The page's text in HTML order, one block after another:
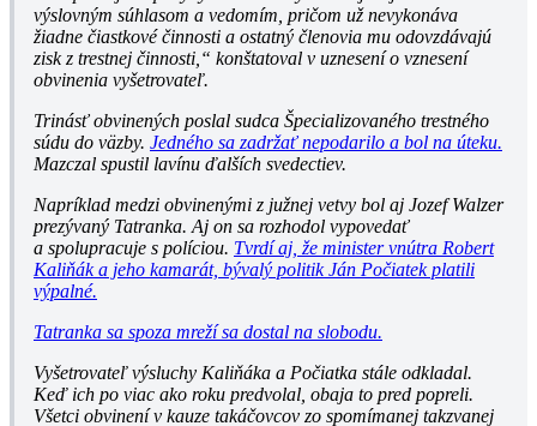
výslovným súhlasom a vedomím, pričom už nevykonáva
žiadne čiastkové činnosti a ostatný členovia mu odovzdávajú
zisk z trestnej činnosti,“ konštatoval v uznesení o vznesení
obvinenia vyšetrovateľ.
Trinásť obvinených poslal sudca Špecializovaného trestného
súdu do väzby. Jedného sa zadržať nepodarilo a bol na úteku.
Mazczal spustil lavínu ďalších svedectiev.
Napríklad medzi obvinenými z južnej vetvy bol aj Jozef Walzer
prezývaný Tatranka. Aj on sa rozhodol vypovedať
a spolupracuje s políciou. Tvrdí aj, že minister vnútra Robert
Kaliňák a jeho kamarát, bývalý politik Ján Počiatek platili
výpalné.
Tatranka sa spoza mreží sa dostal na slobodu.
Vyšetrovateľ výsluchy Kaliňáka a Počiatka stále odkladal.
Keď ich po viac ako roku predvolal, obaja to pred popreli.
Všetci obvinení v kauze takáčovcov zo spomímanej takzvanej